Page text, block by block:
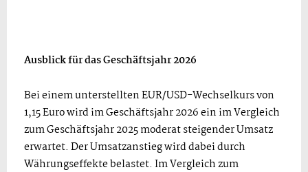
Ausblick für das Geschäftsjahr 2026
Bei einem unterstellten EUR/USD-Wechselkurs von
1,15 Euro wird im Geschäftsjahr 2026 ein im Vergleich
zum Geschäftsjahr 2025 moderat steigender Umsatz
erwartet. Der Umsatzanstieg wird dabei durch
Währungseffekte belastet. Im Vergleich zum